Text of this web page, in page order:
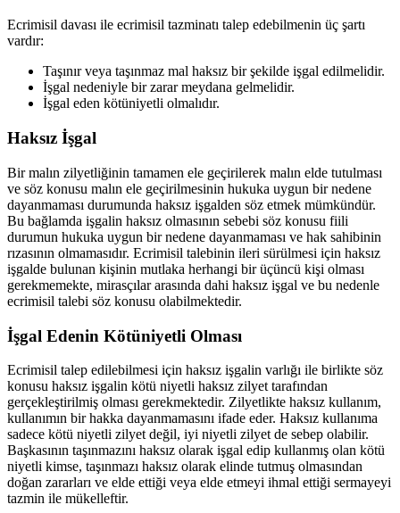
Ecrimisil davası ile ecrimisil tazminatı talep edebilmenin üç şartı
vardır:
Taşınır veya taşınmaz mal haksız bir şekilde işgal edilmelidir.
İşgal nedeniyle bir zarar meydana gelmelidir.
İşgal eden kötüniyetli olmalıdır.
Haksız İşgal
Bir malın zilyetliğinin tamamen ele geçirilerek malın elde tutulması
ve söz konusu malın ele geçirilmesinin hukuka uygun bir nedene
dayanmaması durumunda haksız işgalden söz etmek mümkündür.
Bu bağlamda işgalin haksız olmasının sebebi söz konusu fiili
durumun hukuka uygun bir nedene dayanmaması ve hak sahibinin
rızasının olmamasıdır. Ecrimisil talebinin ileri sürülmesi için haksız
işgalde bulunan kişinin mutlaka herhangi bir üçüncü kişi olması
gerekmemekte, mirasçılar arasında dahi haksız işgal ve bu nedenle
ecrimisil talebi söz konusu olabilmektedir.
İşgal Edenin Kötüniyetli Olması
Ecrimisil talep edilebilmesi için haksız işgalin varlığı ile birlikte söz
konusu haksız işgalin kötü niyetli haksız zilyet tarafından
gerçekleştirilmiş olması gerekmektedir. Zilyetlikte haksız kullanım,
kullanımın bir hakka dayanmamasını ifade eder. Haksız kullanıma
sadece kötü niyetli zilyet değil, iyi niyetli zilyet de sebep olabilir.
Başkasının taşınmazını haksız olarak işgal edip kullanmış olan kötü
niyetli kimse, taşınmazı haksız olarak elinde tutmuş olmasından
doğan zararları ve elde ettiği veya elde etmeyi ihmal ettiği sermayeyi
tazmin ile mükelleftir.